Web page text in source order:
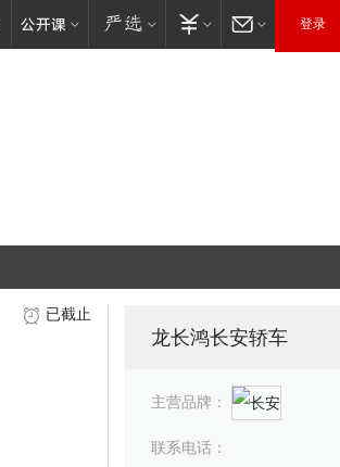
登录
已截止
龙长鸿长安轿车
主营品牌：
联系电话：